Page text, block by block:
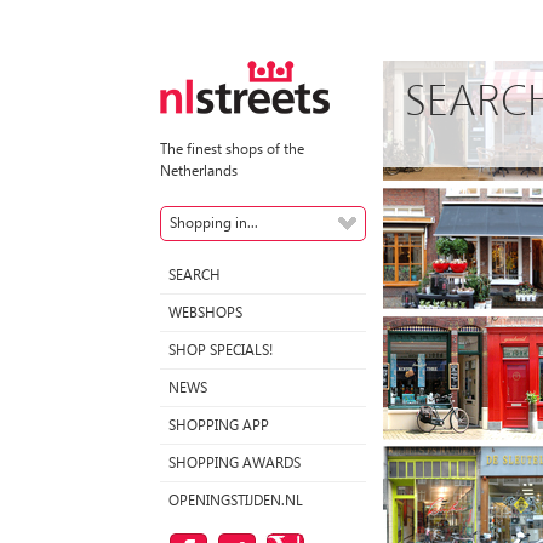
The finest shops of the
Netherlands
Shopping in...
SEARCH
WEBSHOPS
SHOP SPECIALS!
NEWS
SHOPPING APP
SHOPPING AWARDS
OPENINGSTIJDEN.NL